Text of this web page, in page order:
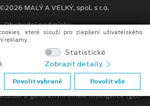
MALÝ A VELKÝ, spol. s r.o.
Obchodní podmínky
osobních údajů
údajů konečných zákazníků
na tomto webu je využíváno kombinace
počítačem generovaných snímků (CGI)
a generativní umělé inteligence (gen-
které slouží pro zlepšení uživatelského
reklamy.
Statistické
Zobrazit detaily
Povolit vybrané Povolit vše